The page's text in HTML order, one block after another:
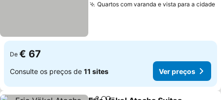
Quartos com varanda e vista para a cidade
De € 67
Consulte os preços de 11 sites Ver preços